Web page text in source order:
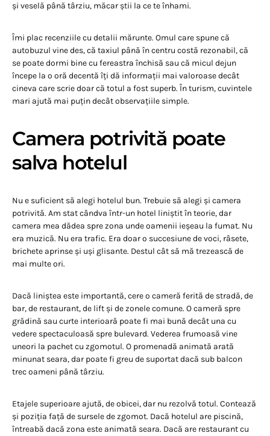
și veselă până târziu, măcar știi la ce te înhami.
Îmi plac recenziile cu detalii mărunte. Omul care spune că
autobuzul vine des, că taxiul până în centru costă rezonabil, că
se poate dormi bine cu fereastra închisă sau că micul dejun
începe la o oră decentă îți dă informații mai valoroase decât
cineva care scrie doar că totul a fost superb. În turism, cuvintele
mari ajută mai puțin decât observațiile simple.
Camera potrivită poate
salva hotelul
Nu e suficient să alegi hotelul bun. Trebuie să alegi și camera
potrivită. Am stat cândva într-un hotel liniștit în teorie, dar
camera mea dădea spre zona unde oamenii ieșeau la fumat. Nu
era muzică. Nu era trafic. Era doar o succesiune de voci, râsete,
brichete aprinse și uși glisante. Destul cât să mă trezească de
mai multe ori.
Dacă liniștea este importantă, cere o cameră ferită de stradă, de
bar, de restaurant, de lift și de zonele comune. O cameră spre
grădină sau curte interioară poate fi mai bună decât una cu
vedere spectaculoasă spre bulevard. Vederea frumoasă vine
uneori la pachet cu zgomotul. O promenadă animată arată
minunat seara, dar poate fi greu de suportat dacă sub balcon
trec oameni până târziu.
Etajele superioare ajută, de obicei, dar nu rezolvă totul. Contează
și poziția față de sursele de zgomot. Dacă hotelul are piscină,
întreabă dacă zona este animată seara. Dacă are restaurant cu